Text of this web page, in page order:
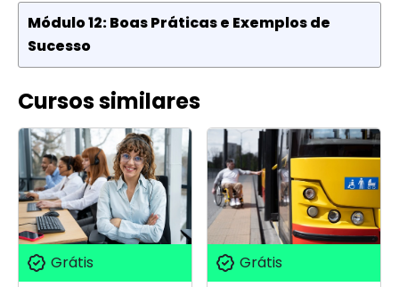
Módulo 12: Boas Práticas e Exemplos de
Sucesso
Cursos similares
Grátis Grátis